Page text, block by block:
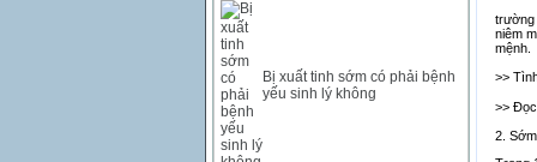
Bị xuất tinh sớm có phải bệnh
yếu sinh lý không
trường
niêm
mệnh.
>>
>>
2.